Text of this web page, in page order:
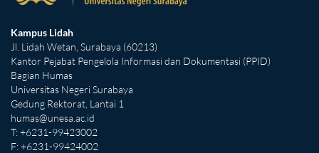
Kampus Lidah
Jl. Lidah Wetan, Surabaya (60213)
Kantor Pejabat Pengelola Informasi dan Dokumentasi (PPID)
Bagian Humas
Universitas Negeri Surabaya
Gedung Rektorat, Lantai 1
humas@unesa.ac.id
T: +6231-99423002
F: +6231-99424002